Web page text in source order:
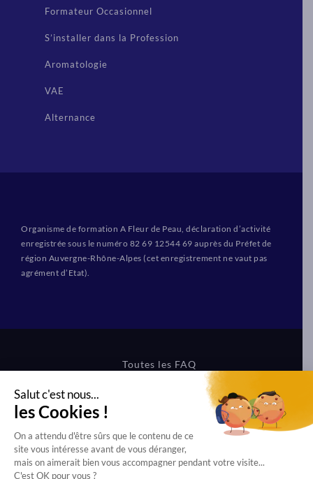
Formateur Occasionnel
S’installer dans la Profession
Aromatologie
VAE
Alternance
Organisme de formation A Fleur de Peau, déclaration d’activité
enregistrée sous le numéro 82 69 12544 69 auprès du Préfet de
région Auvergne-Rhône-Alpes (cet enregistrement ne vaut pas
agrément d’Etat).
Toutes les FAQ
Mentions légales